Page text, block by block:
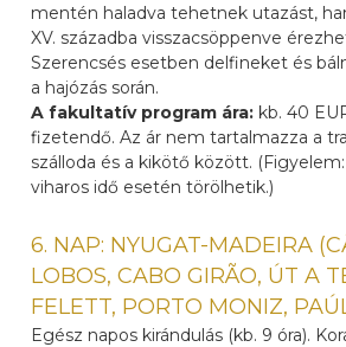
mentén haladva tehetnek utazást,
XV. századba visszacsöppenve
Szerencsés esetben delfineket és
a hajózás során.
A fakultatív program ára: kb. 40
fizetendő. Az ár nem tartalmazza a
szálloda és a kikötő között.
viharos idő esetén törölhetik.)
6. NAP: NYUGAT-MADEIRA
LOBOS, CABO GIRÃO, ÚT A
FELETT, PORTO MONIZ,
Egész napos kirándulás (kb. 9 óra).